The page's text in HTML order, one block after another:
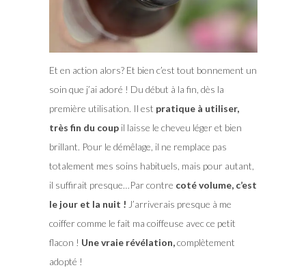
Et en action alors? Et bien c’est tout bonnement un
soin que j’ai adoré ! Du début à la fin, dès la
première utilisation. Il est pratique à utiliser,
très fin du coupil laisse le cheveu léger et bien
brillant. Pour le démêlage, il ne remplace pas
totalement mes soins habituels, mais pour autant,
il suffirait presque…Par contre coté volume, c’est
le jour et la nuit ! J’arriverais presque à me
coiffer comme le fait ma coiffeuse avec ce petit
flacon ! Une vraie révélation,complètement
adopté !